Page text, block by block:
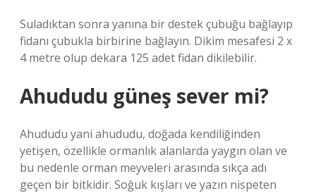
Suladıktan sonra yanına bir destek çubuğu bağlayıp
fidanı çubukla birbirine bağlayın. Dikim mesafesi 2 x
4 metre olup dekara 125 adet fidan dikilebilir.
Ahududu güneş sever mi?
Ahududu yani ahududu, doğada kendiliğinden
yetişen, özellikle ormanlık alanlarda yaygın olan ve
bu nedenle orman meyveleri arasında sıkça adı
geçen bir bitkidir. Soğuk kışları ve yazın nispeten